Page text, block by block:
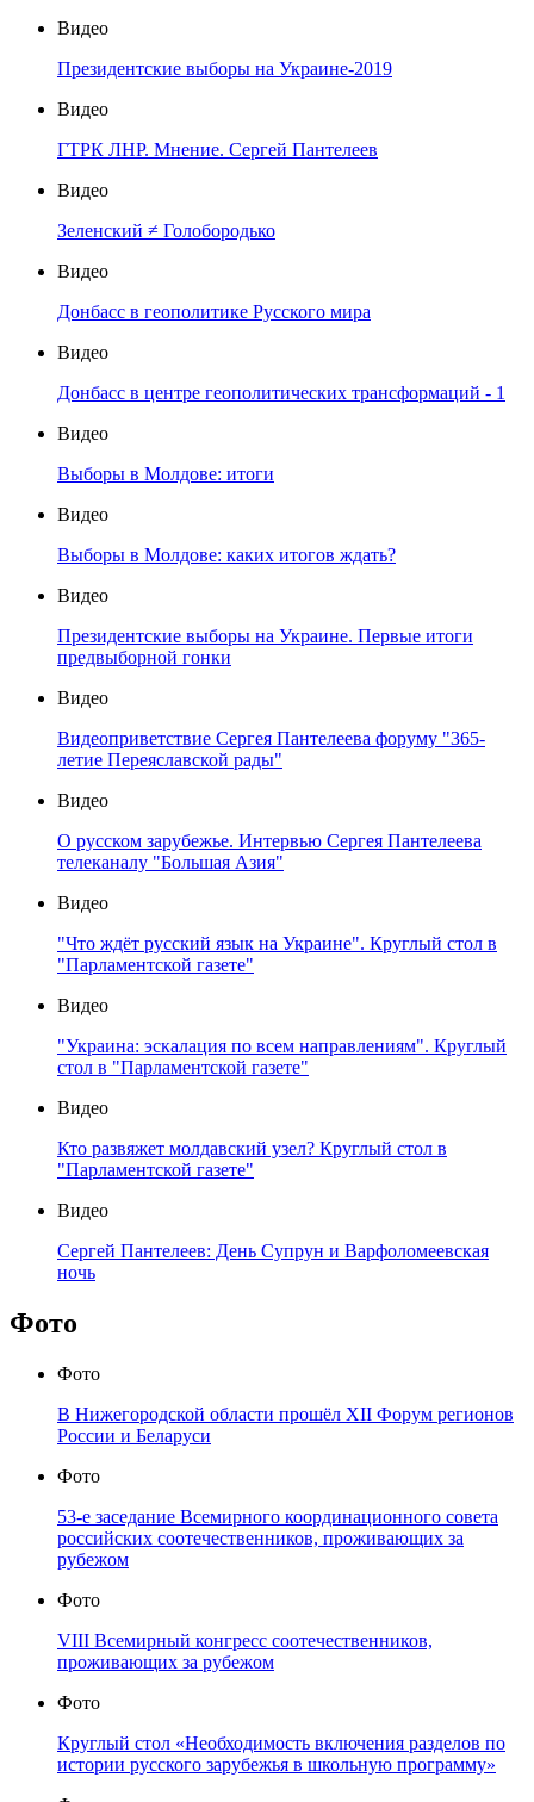
Видео
Президентские выборы на Украине-2019
Видео
ГТРК ЛНР. Мнение. Сергей Пантелеев
Видео
Зеленский ≠ Голобородько
Видео
Донбасс в геополитике Русского мира
Видео
Донбасс в центре геополитических трансформаций - 1
Видео
Выборы в Молдове: итоги
Видео
Выборы в Молдове: каких итогов ждать?
Видео
Президентские выборы на Украине. Первые итоги
предвыборной гонки
Видео
Видеоприветствие Сергея Пантелеева форуму "365-
летие Переяславской рады"
Видео
О русском зарубежье. Интервью Сергея Пантелеева
телеканалу "Большая Азия"
Видео
"Что ждёт русский язык на Украине". Круглый стол в
"Парламентской газете"
Видео
"Украина: эскалация по всем направлениям". Круглый
стол в "Парламентской газете"
Видео
Кто развяжет молдавский узел? Круглый стол в
"Парламентской газете"
Видео
Сергей Пантелеев: День Супрун и Варфоломеевская
ночь
Фото
Фото
В Нижегородской области прошёл XII Форум регионов
России и Беларуси
Фото
53-е заседание Всемирного координационного совета
российских соотечественников, проживающих за
рубежом
Фото
VIII Всемирный конгресс соотечественников,
проживающих за рубежом
Фото
Круглый стол «Необходимость включения разделов по
истории русского зарубежья в школьную программу»